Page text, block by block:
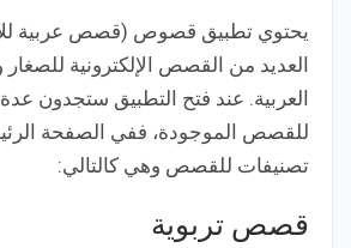
يحتوي تطبيق قصوص (قصص عربية
العديد من القصص الإلكترونية للصغار
العربية. عند فتح التطبيق ستجدون
للقصص الموجودة، ففي الصفحة
تصنيفات للقصص وهي كالتالي:
قصص تربوية